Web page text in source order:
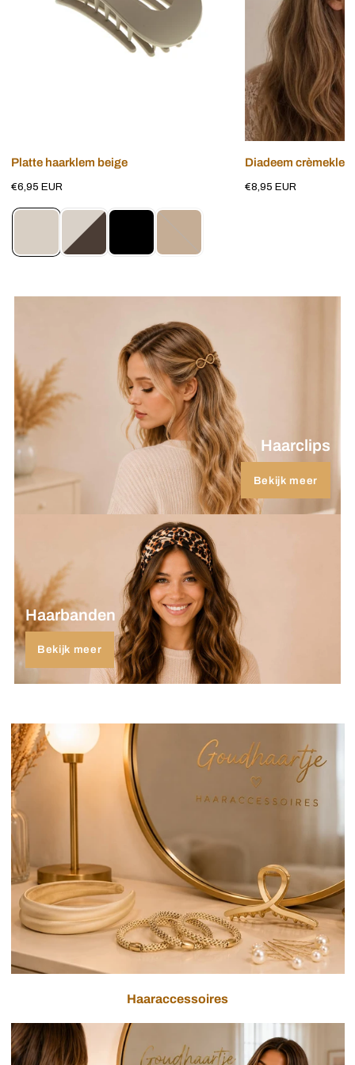
Voeg toe aan winkelwagen
Platte haarklem beige
Normale
€6,95 EUR
Voeg toe aan
Diadeem
Normale
€8,95 EUR
Haarclips
Bekijk meer
Haarbanden
Bekijk meer
Haaraccessoires